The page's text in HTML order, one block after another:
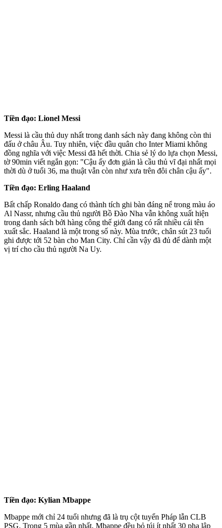
Tiền đạo: Lionel Messi
Messi là cầu thủ duy nhất trong danh sách này đang không còn thi
đấu ở châu Âu. Tuy nhiên, việc đầu quân cho Inter Miami không
đồng nghĩa với việc Messi đã hết thời. Chia sẻ lý do lựa chọn Messi,
tờ 90min viết ngắn gọn: "Cậu ấy đơn giản là cầu thủ vĩ đại nhất mọi
thời dù ở tuổi 36, ma thuật vẫn còn như xưa trên đôi chân cậu ấy".
Tiền đạo: Erling Haaland
Bất chấp Ronaldo đang có thành tích ghi bàn đáng nể trong màu áo
Al Nassr, nhưng cầu thủ người Bồ Đào Nha vẫn không xuất hiện
trong danh sách bởi hàng công thế giới đang có rất nhiều cái tên
xuất sắc. Haaland là một trong số này. Mùa trước, chân sút 23 tuổi
ghi được tới 52 bàn cho Man City. Chỉ cần vậy đã đủ để dành một
vị trí cho cầu thủ người Na Uy.
Tiền đạo: Kylian Mbappe
Mbappe mới chỉ 24 tuổi nhưng đã là trụ cột tuyển Pháp lẫn CLB
PSG. Trong 5 mùa gần nhất, Mbappe đều bỏ túi ít nhất 30 pha lập